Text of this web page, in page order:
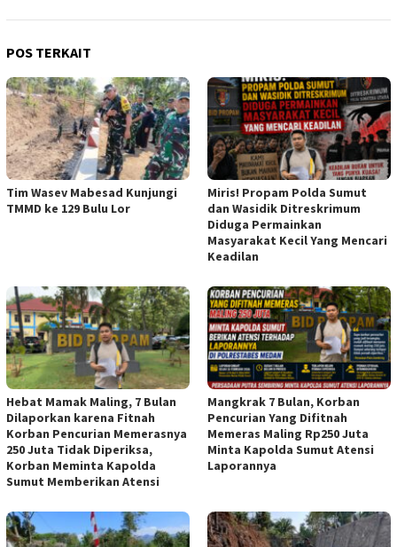
POS TERKAIT
Tim Wasev Mabesad Kunjungi
TMMD ke 129 Bulu Lor
Miris! Propam Polda Sumut
dan Wasidik Ditreskrimum
Diduga Permainkan
Masyarakat Kecil Yang Mencari
Keadilan
Hebat Mamak Maling, 7 Bulan
Dilaporkan karena Fitnah
Korban Pencurian Memerasnya
250 Juta Tidak Diperiksa,
Korban Meminta Kapolda
Sumut Memberikan Atensi
Mangkrak 7 Bulan, Korban
Pencurian Yang Difitnah
Memeras Maling Rp250 Juta
Minta Kapolda Sumut Atensi
Laporannya